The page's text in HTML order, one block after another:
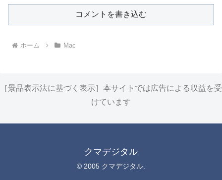
コメントを書き込む
ホーム Mac
［景品表示法に基づく表示］本サイトでは広告による収益を受
けています
クマデジタル
© 2005 クマデジタル.